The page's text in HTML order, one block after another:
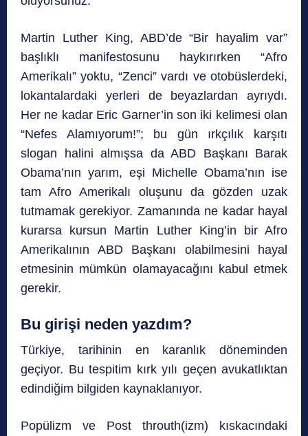
Martin Luther King, ABD’de “Bir hayalim var”
başlıklı manifestosunu haykırırken “Afro
Amerikalı” yoktu, “Zenci” vardı ve otobüslerdeki,
lokantalardaki yerleri de beyazlardan ayrıydı.
Her ne kadar Eric Garner’in son iki kelimesi olan
“Nefes Alamıyorum!”; bu gün ırkçılık karşıtı
slogan halini almışsa da ABD Başkanı Barak
Obama’nın yarım, eşi Michelle Obama’nın ise
tam Afro Amerikalı oluşunu da gözden uzak
tutmamak gerekiyor. Zamanında ne kadar hayal
kurarsa kursun Martin Luther King’in bir Afro
Amerikalının ABD Başkanı olabilmesini hayal
etmesinin mümkün olamayacağını kabul etmek
gerekir.
Bu girişi neden yazdım?
Türkiye, tarihinin en karanlık döneminden
geçiyor. Bu tespitim kırk yılı geçen avukatlıktan
edindiğim bilgiden kaynaklanıyor.
Popülizm ve Post throuth(izm) kıskacındaki